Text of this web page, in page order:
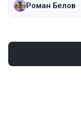
Роман Белов